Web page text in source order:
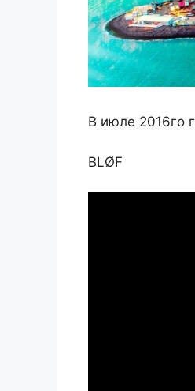
В июле 2016го
BLØF